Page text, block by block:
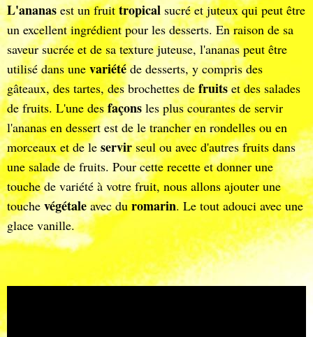
L'ananas est un fruittropical sucré et juteux qui peut être
un excellent ingrédient pour les desserts. En raison de sa
saveur sucrée et de sa texture juteuse, l'ananas peut être
utilisé dans une variétéde desserts, y compris des
gâteaux, des tartes, des brochettes defruitset des salades
de fruits. L'une desfaçons les plus courantes de servir
l'ananas en dessert est de le trancher en rondelles ou en
morceaux et de le servirseul ou avec d'autres fruits dans
une salade de fruits. Pour cette recette et donner une
touche de variété à votre fruit, nous allons ajouter une
touchevégétaleavec duromarin. Le tout adouci avec une
glace vanille.